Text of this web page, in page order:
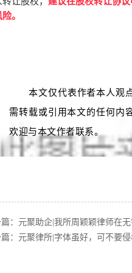
。
本文仅代表作者本人观
需转载或引用本文的任何内
欢迎与本文作者联系。
： 元聚助企|我所周颖颖律师在
： 元聚律所|字体虽好，可不要